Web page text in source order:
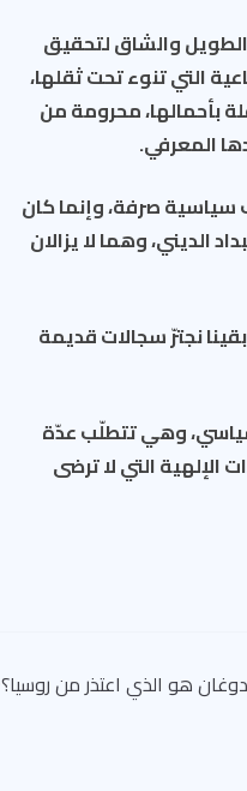
والشاق لتحقيق
التي تنوء تحت ثقلها،
بأحمالها، محرومة من
المعرفي.
سياسية صرفة، وإنما كان
الديني، وهما لا يزالان
نجترّ سجالات قديمة
وهي تتطلّب عدّة
التي لا ترضى
هو الذي اعتذر من روسيا؟